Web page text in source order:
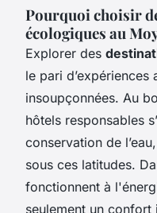
Pourquoi choisir
écologiques au
Explorer des
le pari d’expériences
insoupçonnées. Au
hôtels responsables
conservation de
sous ces latitudes.
fonctionnent à
seulement un confort